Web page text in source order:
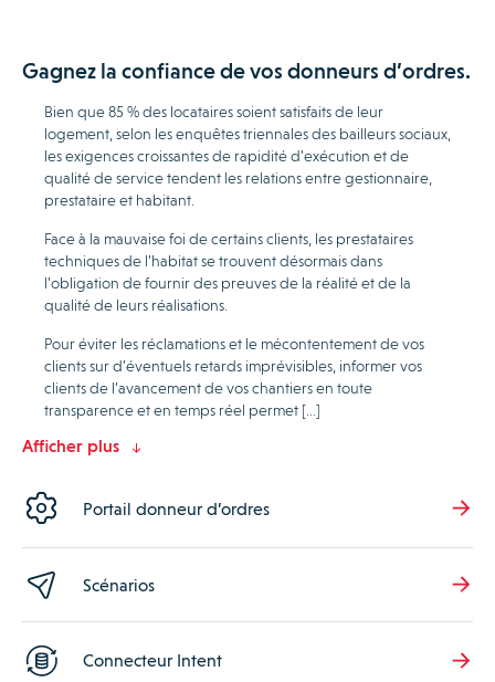
Gagnez la confiance de vos donneurs d’ordres.
Bien que 85 % des locataires soient satisfaits de leur
logement, selon les enquêtes triennales des bailleurs sociaux,
les exigences croissantes de rapidité d’exécution et de
qualité de service tendent les relations entre gestionnaire,
prestataire et habitant.
Face à la mauvaise foi de certains clients, les prestataires
techniques de l’habitat se trouvent désormais dans
l’obligation de fournir des preuves de la réalité et de la
qualité de leurs réalisations.
Pour éviter les réclamations et le mécontentement de vos
clients sur d’éventuels retards imprévisibles, informer vos
clients de l’avancement de vos chantiers en toute
transparence et en temps réel permet […]
Afficher plus
Portail donneur d’ordres
Scénarios
Connecteur Intent